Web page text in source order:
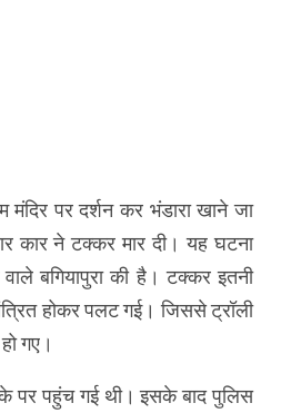
मंदिर पर दर्शन कर भंडारा खाने जा
कार ने टक्कर मार दी। यह घटना
बगियापुरा की है। टक्कर इतनी
होकर पलट गई। जिससे ट्रॉली
गए।
पर पहुंच गई थी। इसके बाद पुलिस